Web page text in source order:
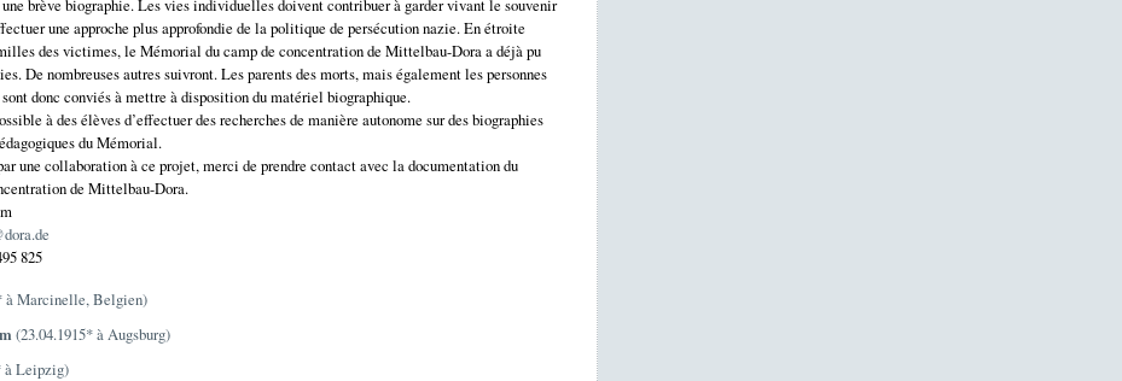
brève biographie. Les vies individuelles doivent contribuer à garder vivant le souvenir
une approche plus approfondie de la politique de persécution nazie. En étroite
des victimes, le Mémorial du camp de concentration de Mittelbau-Dora a déjà pu
De nombreuses autres suivront. Les parents des morts, mais également les personnes
donc conviés à mettre à disposition du matériel biographique.
à des élèves d’effectuer des recherches de manière autonome sur des biographies
du Mémorial.
une collaboration à ce projet, merci de prendre contact avec la documentation du
de Mittelbau-Dora.
825
à Marcinelle, Belgien)
(23.04.1915* à Augsburg)
à Leipzig)